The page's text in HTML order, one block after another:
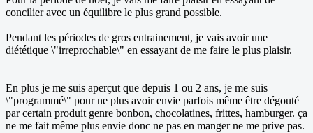
concilier avec un équilibre le plus grand possible.
Pendant les périodes de gros entrainement, je vais avoir une
diététique \"irreprochable\" en essayant de me faire le plus plaisir.
En plus je me suis aperçut que depuis 1 ou 2 ans, je me suis
\"programmé\" pour ne plus avoir envie parfois même être dégouté
par certain produit genre bonbon, chocolatines, frittes, hamburger. ça
ne me fait même plus envie donc ne pas en manger ne me prive pas.